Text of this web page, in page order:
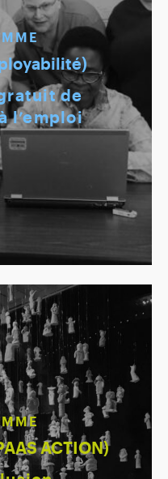
de
l’emploi
ACTION)